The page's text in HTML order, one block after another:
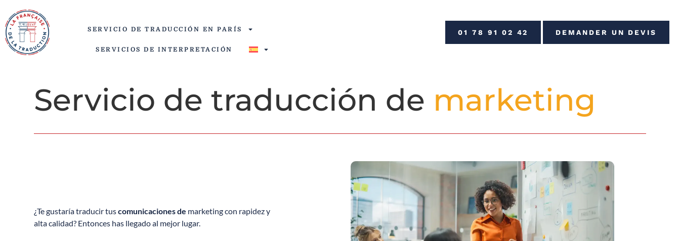
SERVICIO DE TRADUCCIÓN EN PARÍS
SERVICIOS DE INTERPRETACIÓN
01 78 91 02 42 DEMANDER UN DEVIS
Servicio de traducción de marketing
¿Te gustaría traducir tuscomunicaciones de marketing con rapidez y
alta calidad? Entonces has llegado al mejor lugar.